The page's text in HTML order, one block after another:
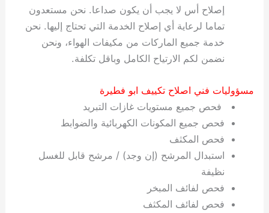
إصلاح أس لا يجب أن يكون صداعا. نحن مستعدون
تماما لرعاية أي إصلاح الخدمة التي تحتاج إليها. نحن
خدمة جميع الماركات من مكيفات الهواء، ونحن
نضمن لكم الارتياح الكامل وباقل تكلفة.
مسؤوليات فني اصلاح تكييف ابو فطيرة
فحص جميع مستويات غازات التبريد
فحص جميع المكونات الكهربائية والضوابط
فحص المكثف
استبدال المرشح (إن وجد) / مرشح قابل للغسل
نظيفة
فحص لفائف المبخر
فحص لفائف المكثف